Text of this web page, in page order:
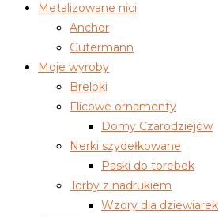
Metalizowane nici
Anchor
Gutermann
Moje wyroby
Breloki
Flicowe ornamenty
Domy Czarodziejów
Nerki szydełkowane
Paski do torebek
Torby z nadrukiem
Wzory dla dziewiarek